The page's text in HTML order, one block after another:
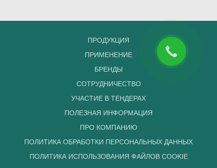
ПРОДУКЦИЯ
ПРИМЕНЕНИЕ
БРЕНДЫ
СОТРУДНИЧЕСТВО
УЧАСТИЕ В ТЕНДЕРАХ
ПОЛЕЗНАЯ ИНФОРМАЦИЯ
ПРО КОМПАНИЮ
ПОЛИТИКА ОБРАБОТКИ ПЕРСОНАЛЬНЫХ ДАННЫХ
ПОЛИТИКА ИСПОЛЬЗОВАНИЯ ФАЙЛОВ COOKIE